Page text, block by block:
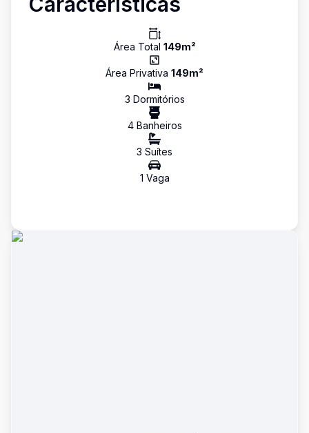
Área Total 149m²
Área Privativa 149m²
3 Dormitórios
4Banheiros
3 Suítes
1 Vaga